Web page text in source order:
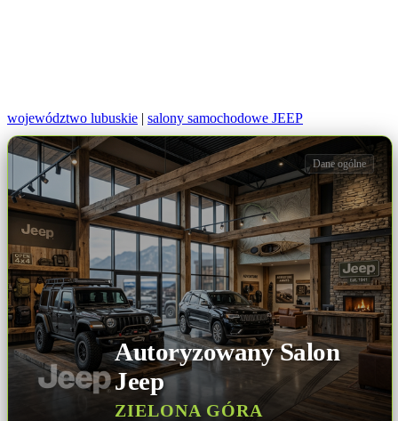
województwo lubuskie | salony samochodowe JEEP
Autoryzowany Salon
Jeep
ZIELONA GÓRA
Dane ogólne